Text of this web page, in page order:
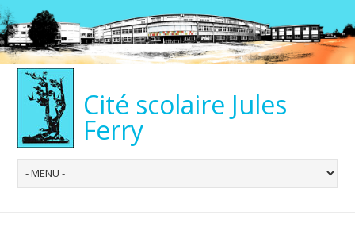
Cité scolaire Jules
Ferry